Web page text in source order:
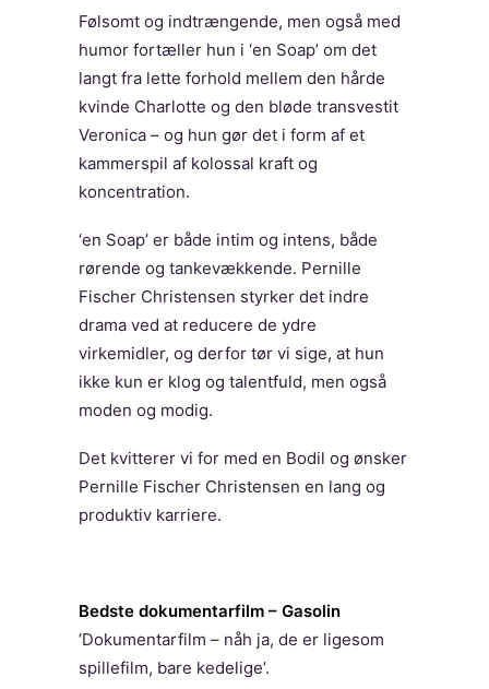
Følsomt og indtrængende, men også med
humor fortæller hun i ‘en Soap’ om det
langt fra lette forhold mellem den hårde
kvinde Charlotte og den bløde transvestit
Veronica – og hun gør det i form af et
kammerspil af kolossal kraft og
koncentration.
‘en Soap’ er både intim og intens, både
rørende og tankevækkende. Pernille
Fischer Christensen styrker det indre
drama ved at reducere de ydre
virkemidler, og derfor tør vi sige, at hun
ikke kun er klog og talentfuld, men også
moden og modig.
Det kvitterer vi for med en Bodil og ønsker
Pernille Fischer Christensen en lang og
produktiv karriere.
Bedste dokumentarfilm – Gasolin
‘Dokumentarfilm – nåh ja, de er ligesom
spillefilm, bare kedelige’.